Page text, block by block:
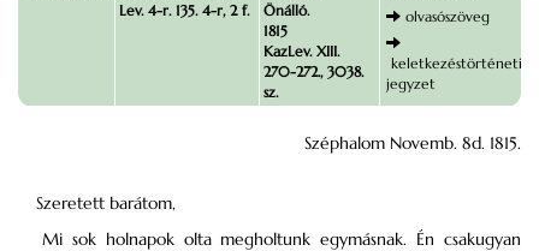
Lev. 4-r. 135. 4-r, 2 f.
Önálló.
1815
KazLev. XIII.
270-272., 3038.
sz.
olvasószöveg
keletkezéstörténeti
jegyzet
Széphalom Novemb. 8d. 1815.
Szeretett barátom,
Mi sok holnapok olta megholtunk egymásnak. Én csakugyan